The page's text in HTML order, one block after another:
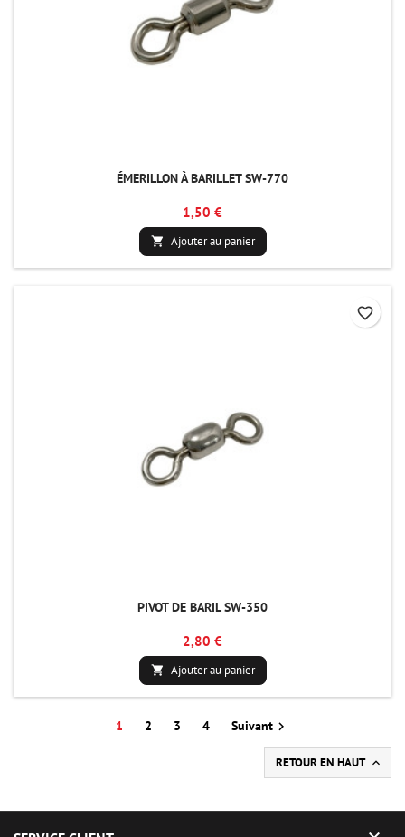
ÉMERILLON À BARILLET SW-770
1,50 €
 Ajouter au panier
PIVOT DE BARIL SW-350
2,80 €
 Ajouter au panier
favorite_border
1 2 3 4 Suivant 
RETOUR EN HAUT 